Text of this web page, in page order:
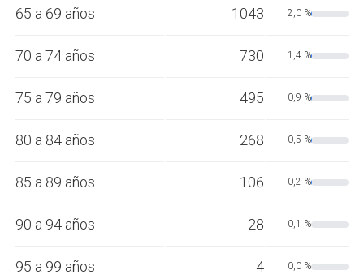
65 a 69 años 1043 2,0 %
70 a 74 años 730 1,4 %
75 a 79 años 495 0,9 %
80 a 84 años 268 0,5 %
85 a 89 años 106 0,2 %
90 a 94 años 28 0,1 %
95 a 99 años 4 0,0 %